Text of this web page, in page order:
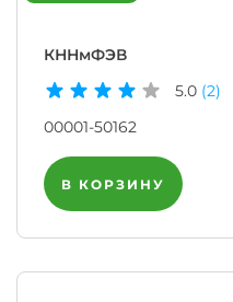
КННмФЭВ
5.0 (2)
00001-50162
В КОРЗИНУ